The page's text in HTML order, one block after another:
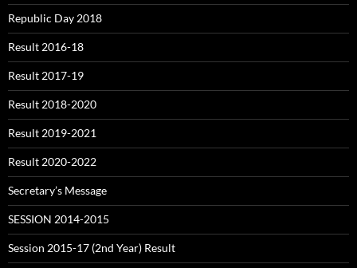
Republic Day 2018
Result 2016-18
Result 2017-19
Result 2018-2020
Result 2019-2021
Result 2020-2022
Secretary’s Message
SESSION 2014-2015
Session 2015-17 (2nd Year) Result